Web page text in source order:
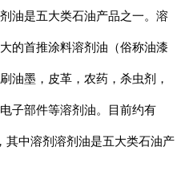
油是五大类石油产品之一。溶
的首推涂料溶剂油（俗称油漆
油墨，皮革，农药，杀虫剂，
子部件等溶剂油。目前约有
其中溶剂溶剂油是五大类石油产